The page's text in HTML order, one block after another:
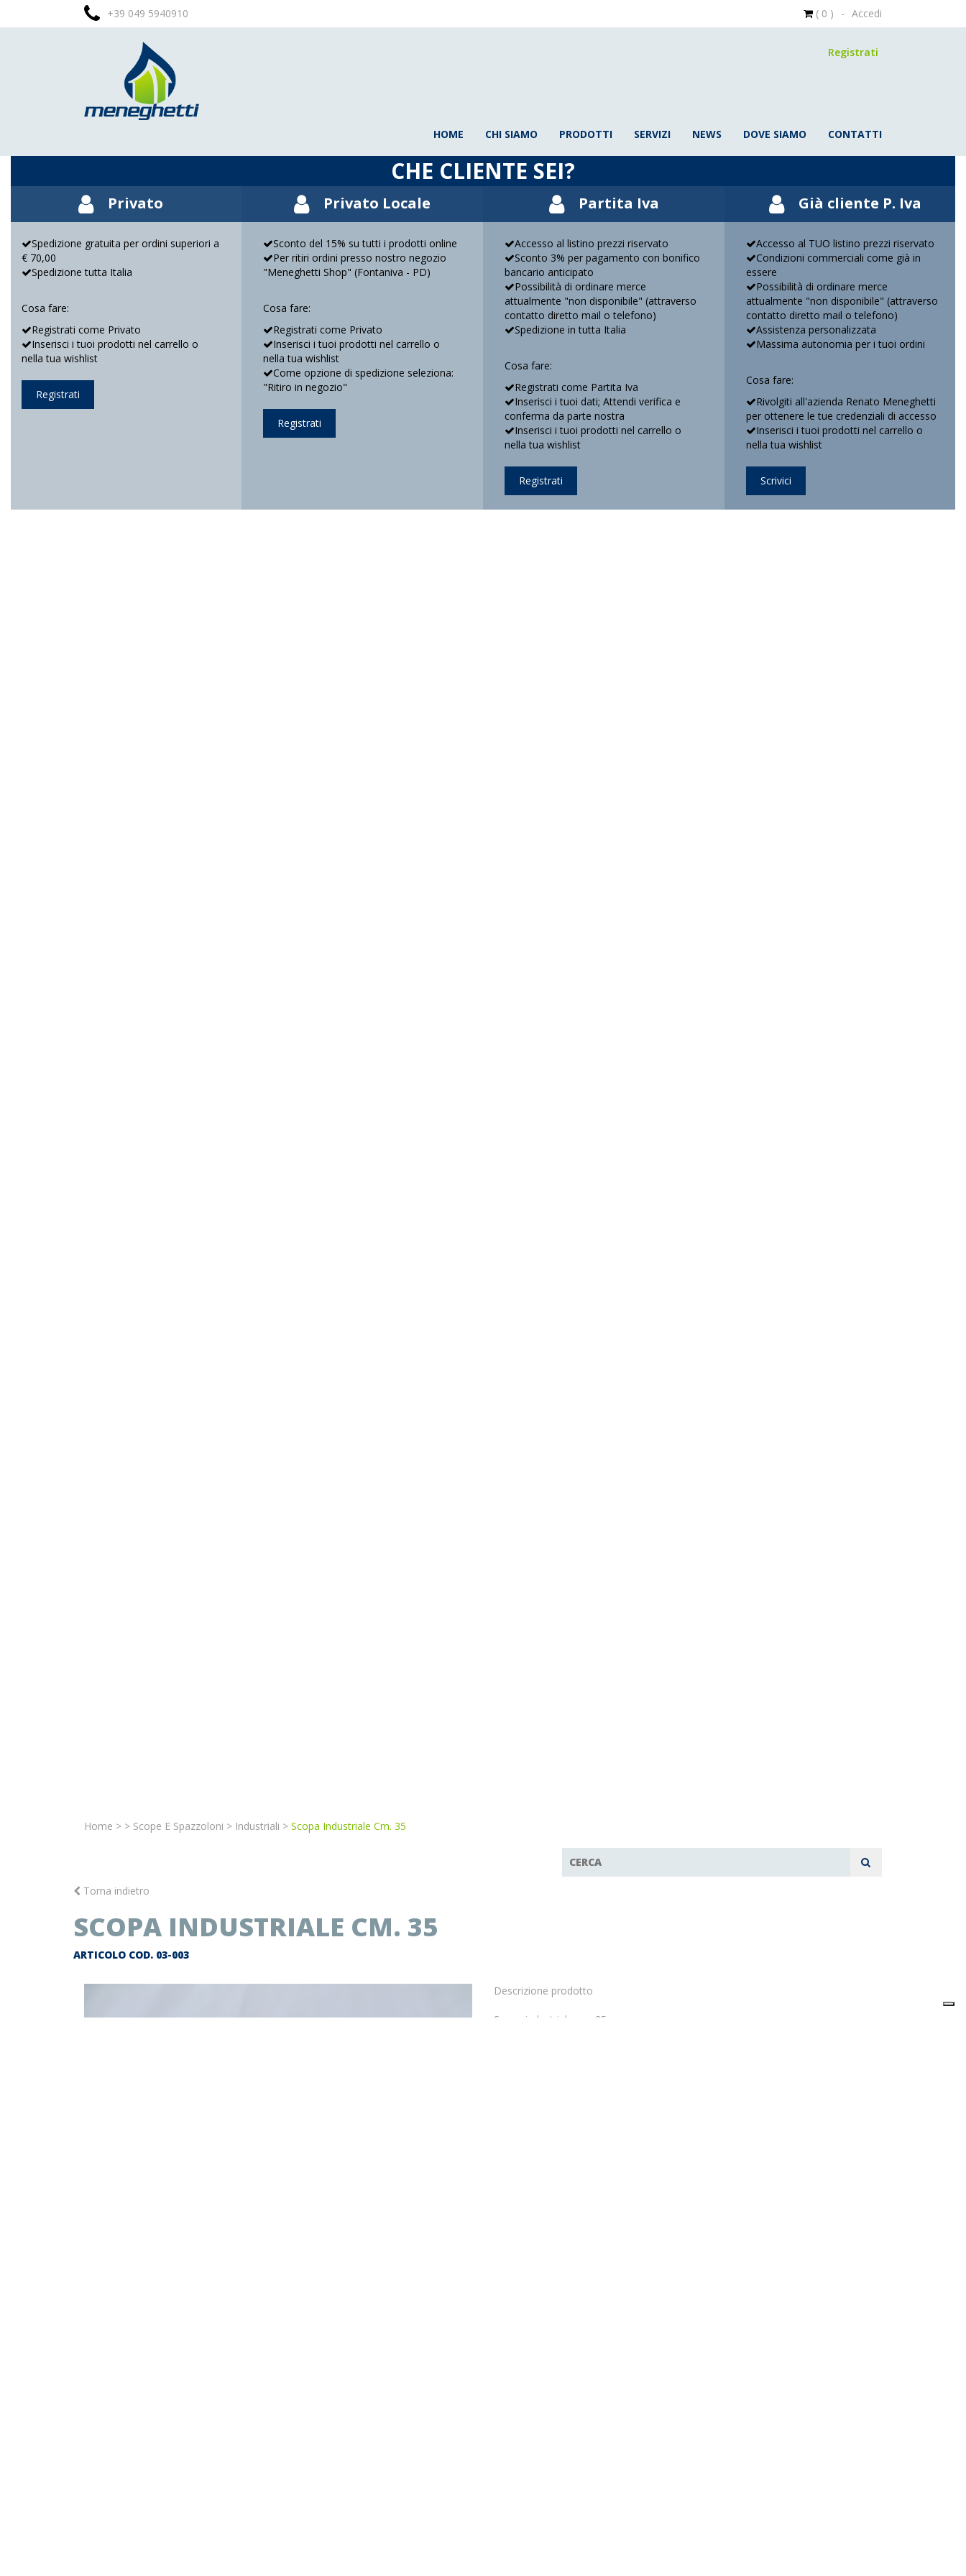
+39 049 5940910 ( 0 ) - Accedi
Registrati
HOME CHI SIAMO PRODOTTI SERVIZI NEWS DOVE SIAMO CONTATTI
CHE CLIENTE SEI?
Privato
Spedizione gratuita per ordini superiori a
€ 70,00
Spedizione tutta Italia
Cosa fare:
Registrati come Privato
Inserisci i tuoi prodotti nel carrello o
nella tua wishlist
Registrati
Privato Locale
Sconto del 15% su tutti i prodotti online
Per ritiri ordini presso nostro negozio
"Meneghetti Shop" (Fontaniva - PD)
Cosa fare:
Registrati come Privato
Inserisci i tuoi prodotti nel carrello o
nella tua wishlist
Come opzione di spedizione seleziona:
"Ritiro in negozio"
Registrati
Partita Iva
Accesso al listino prezzi riservato
Sconto 3% per pagamento con bonifico
bancario anticipato
Possibilità di ordinare merce
attualmente "non disponibile" (attraverso
contatto diretto mail o telefono)
Spedizione in tutta Italia
Cosa fare:
Registrati come Partita Iva
Inserisci i tuoi dati; Attendi verifica e
conferma da parte nostra
Inserisci i tuoi prodotti nel carrello o
nella tua wishlist
Registrati
Già cliente P. Iva
Accesso al TUO listino prezzi riservato
Condizioni commerciali come già in
essere
Possibilità di ordinare merce
attualmente "non disponibile" (attraverso
contatto diretto mail o telefono)
Assistenza personalizzata
Massima autonomia per i tuoi ordini
Cosa fare:
Rivolgiti all'azienda Renato Meneghetti
per ottenere le tue credenziali di accesso
Inserisci i tuoi prodotti nel carrello o
nella tua wishlist
Scrivici
Home > > Scope E Spazzoloni > Industriali > Scopa Industriale Cm. 35
Torna indietro
SCOPA INDUSTRIALE CM. 35
ARTICOLO COD. 03-003
Descrizione prodotto
Scopa industriale cm. 35